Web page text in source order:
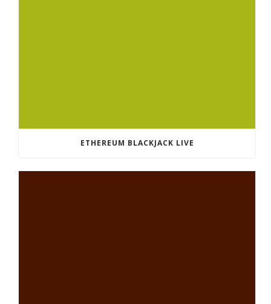
ETHEREUM BLACKJACK LIVE